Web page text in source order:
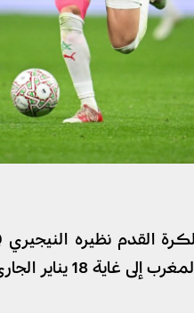
القدم نظيره